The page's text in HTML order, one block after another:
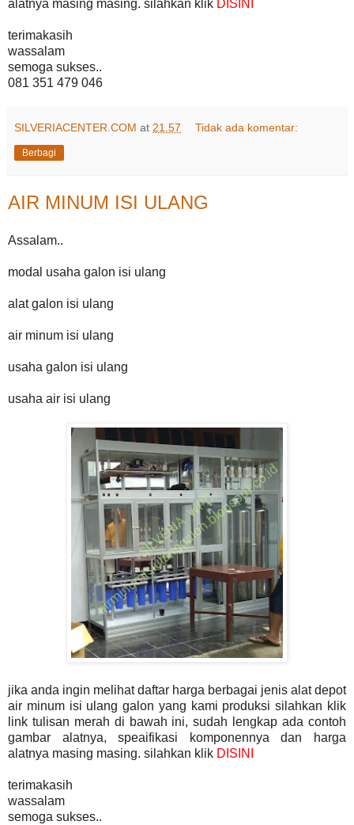
alatnya masing masing. silahkan klik DISINI
terimakasih
wassalam
semoga sukses..
081 351 479 046
SILVERIACENTER.COM at 21.57 Tidak ada komentar:
Berbagi
AIR MINUM ISI ULANG
Assalam..
modal usaha galon isi ulang
alat galon isi ulang
air minum isi ulang
usaha galon isi ulang
usaha air isi ulang
jika anda ingin melihat daftar harga berbagai jenis alat depot
air minum isi ulang galon yang kami produksi silahkan klik
link tulisan merah di bawah ini, sudah lengkap ada contoh
gambar alatnya, speaifikasi komponennya dan harga
alatnya masing masing. silahkan klik DISINI
terimakasih
wassalam
semoga sukses..